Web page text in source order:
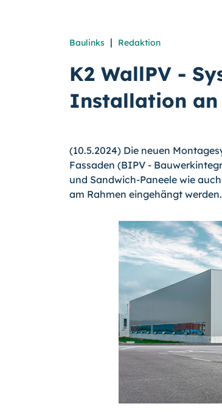
Baulinks | Redaktion
K2 WallPV -
Installation an
(10.5.2024) Die neuen
Fassaden (BIPV -
und Sandwich-Paneele wie
am Rahmen eingehängt werden.